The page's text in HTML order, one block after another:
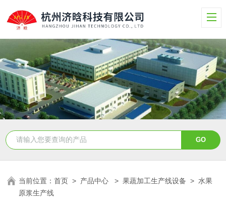
当前位置：首页 > 产品中心 >果蔬加工生产线设备 > 水果
原浆生产线